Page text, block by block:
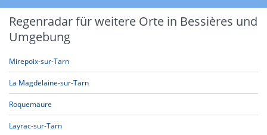
Regenradar für weitere Orte in Bessières und
Umgebung
Mirepoix-sur-Tarn
La Magdelaine-sur-Tarn
Roquemaure
Layrac-sur-Tarn